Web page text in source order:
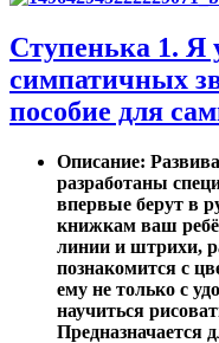
Ступенька 1. Я
симпатичных
пособие для
Описание:
разработаны
впервые берут в
книжкам ваш
линии и штрихи,
познакомится с
ему не только с
научиться
Предназначается